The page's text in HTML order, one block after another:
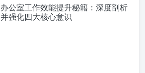
办公室工作效能提升秘籍：深度剖析
并强化四大核心意识